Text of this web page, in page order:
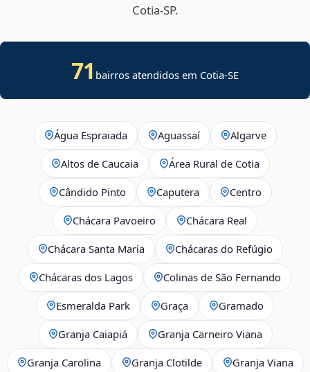
Cotia‑SP.
71 bairros atendidos em Cotia-SE
Água Espraiada Aguassaí Algarve
Altos de Caucaia Área Rural de Cotia
Cândido Pinto Caputera Centro
Chácara Pavoeiro Chácara Real
Chácara Santa Maria Chácaras do Refúgio
Chácaras dos Lagos Colinas de São Fernando
Esmeralda Park Graça Gramado
Granja Caiapiá Granja Carneiro Viana
Granja Carolina Granja Clotilde Granja Viana